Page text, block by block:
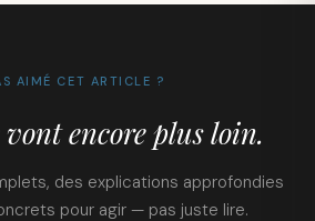
AIMÉ CET ARTICLE ?
vont encore plus loin.
des explications approfondies
pour agir — pas juste lire.